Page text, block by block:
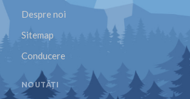
Despre noi
Sitemap
Conducere
NOUTĂȚI